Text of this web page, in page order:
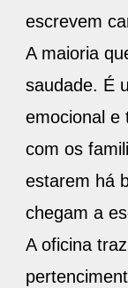
escrevem
A maioria
saudade. É
emocional e
com os
estarem há
chegam a
A oficina